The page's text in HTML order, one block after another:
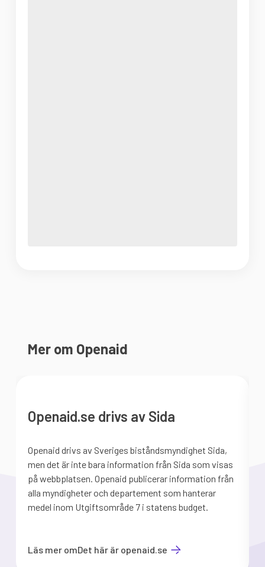
Mer om Openaid
Openaid.se drivs av Sida
Openaid drivs av Sveriges biståndsmyndighet Sida,
men det är inte bara information från Sida som visas
på webbplatsen. Openaid publicerar information från
alla myndigheter och departement som hanterar
medel inom Utgiftsområde 7 i statens budget.
Läs mer omDet här är openaid.se